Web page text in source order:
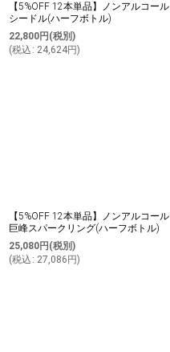
【5%OFF 12本単品】ノンアルコール
シードル(ハーフボトル)
22,800円 (税別)
(税込 : 24,624円)
【5%OFF 12本単品】ノンアルコール
巨峰スパークリング(ハーフボトル)
25,080円 (税別)
(税込 : 27,086 円)